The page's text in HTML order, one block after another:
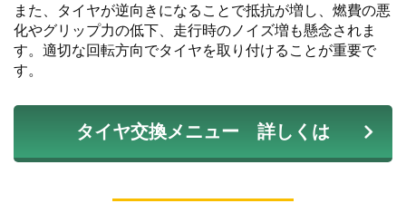
また、タイヤが逆向きになることで抵抗が増し、燃費の悪
化やグリップ力の低下、走行時のノイズ増も懸念されま
す。適切な回転方向でタイヤを取り付けることが重要で
す。
タイヤ交換メニュー 詳しくは